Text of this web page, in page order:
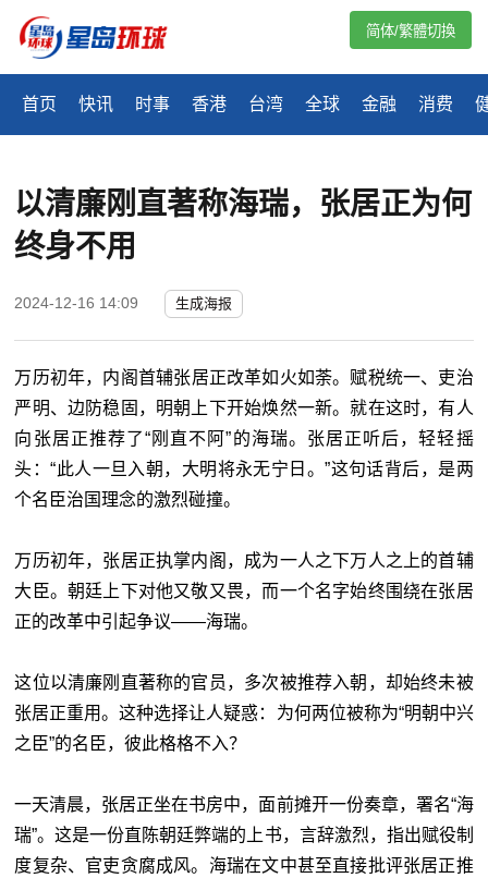
首页 快讯 时事 香港 台湾 全球 金融 消费
简体/繁體切換
以清廉刚直著称海瑞，张居正为何
终身不用
2024-12-16 14:09 生成海报
万历初年，内阁首辅张居正改革如火如荼。赋税统一、吏治
严明、边防稳固，明朝上下开始焕然一新。就在这时，有人
向张居正推荐了“刚直不阿”的海瑞。张居正听后，轻轻摇
头：“此人一旦入朝，大明将永无宁日。”这句话背后，是两
个名臣治国理念的激烈碰撞。
万历初年，张居正执掌内阁，成为一人之下万人之上的首辅
大臣。朝廷上下对他又敬又畏，而一个名字始终围绕在张居
正的改革中引起争议——海瑞。
这位以清廉刚直著称的官员，多次被推荐入朝，却始终未被
张居正重用。这种选择让人疑惑：为何两位被称为“明朝中兴
之臣”的名臣，彼此格格不入？
一天清晨，张居正坐在书房中，面前摊开一份奏章，署名“海
瑞”。这是一份直陈朝廷弊端的上书，言辞激烈，指出赋役制
度复杂、官吏贪腐成风。海瑞在文中甚至直接批评张居正推